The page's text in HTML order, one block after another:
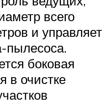
всего
и управляет
пылесоса.
боковая
в очистке